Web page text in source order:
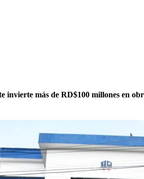
invierte más de RD$100 millones en